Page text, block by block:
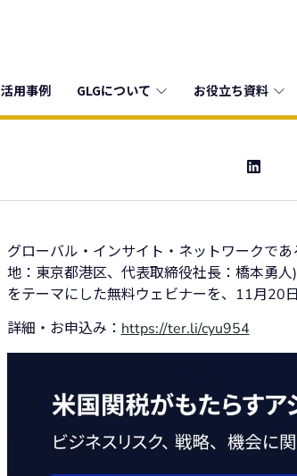
活用事例 GLGについて お役立ち資料
グローバル・インサイト・ネットワークで
地：東京都港区、代表取締役社長：橋本勇
をテーマにした無料ウェビナーを、11月20
詳細・お申込み： https://ter.li/cyu954